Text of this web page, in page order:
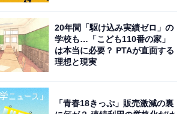
20年間「駆け込み実績ゼロ」の
学校も…「こども110番の家」
は本当に必要？ PTAが直面する
理想と現実
「青春18きっぷ」販売激減の裏